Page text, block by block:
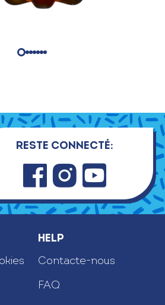
Reste connecté:
ook gram be
Help
Contacte-nous
FAQ